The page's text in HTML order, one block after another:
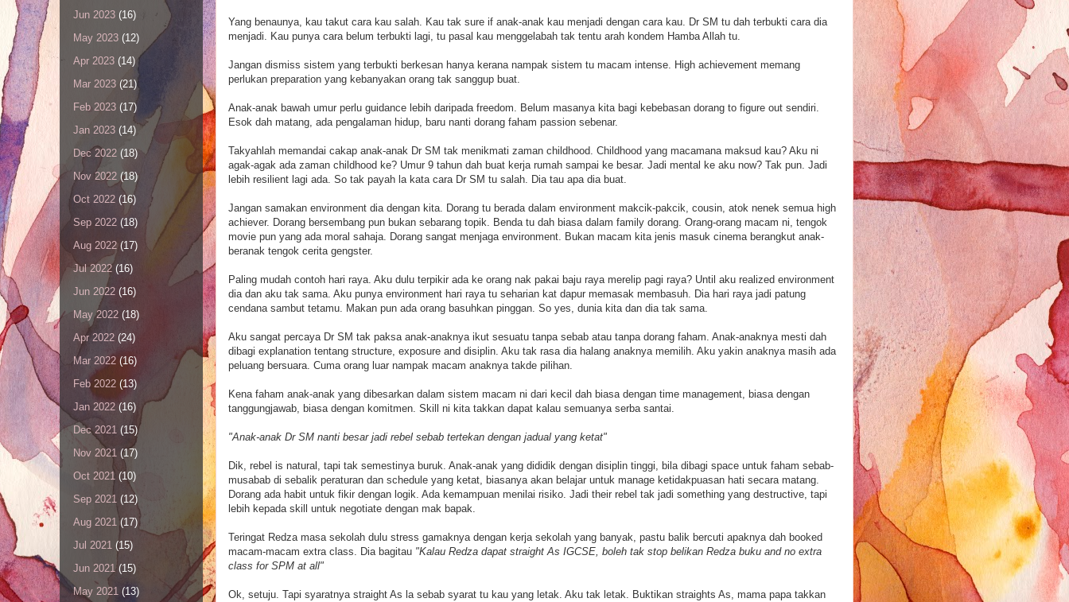
Yang benaunya, kau takut cara kau salah. Kau tak sure if anak-anak kau menjadi dengan cara kau. Dr SM tu dah terbukti cara dia
menjadi. Kau punya cara belum terbukti lagi, tu pasal kau menggelabah tak tentu arah kondem Hamba Allah tu.
Jangan dismiss sistem yang terbukti berkesan hanya kerana nampak sistem tu macam intense. High achievement memang
perlukan preparation yang kebanyakan orang tak sanggup buat.
Anak-anak bawah umur perlu guidance lebih daripada freedom. Belum masanya kita bagi kebebasan dorang to figure out sendiri.
Esok dah matang, ada pengalaman hidup, baru nanti dorang faham passion sebenar.
Takyahlah memandai cakap anak-anak Dr SM tak menikmati zaman childhood. Childhood yang macamana maksud kau? Aku ni
agak-agak ada zaman childhood ke? Umur 9 tahun dah buat kerja rumah sampai ke besar. Jadi mental ke aku now? Tak pun. Jadi
lebih resilient lagi ada. So tak payah la kata cara Dr SM tu salah. Dia tau apa dia buat.
Jangan samakan environment dia dengan kita. Dorang tu berada dalam environment makcik-pakcik, cousin, atok nenek semua high
achiever. Dorang bersembang pun bukan sebarang topik. Benda tu dah biasa dalam family dorang. Orang-orang macam ni, tengok
movie pun yang ada moral sahaja. Dorang sangat menjaga environment. Bukan macam kita jenis masuk cinema berangkut anak-
beranak tengok cerita gengster.
Paling mudah contoh hari raya. Aku dulu terpikir ada ke orang nak pakai baju raya merelip pagi raya? Until aku realized environment
dia dan aku tak sama. Aku punya environment hari raya tu seharian kat dapur memasak membasuh. Dia hari raya jadi patung
cendana sambut tetamu. Makan pun ada orang basuhkan pinggan. So yes, dunia kita dan dia tak sama.
Aku sangat percaya Dr SM tak paksa anak-anaknya ikut sesuatu tanpa sebab atau tanpa dorang faham. Anak-anaknya mesti dah
dibagi explanation tentang structure, exposure and disiplin. Aku tak rasa dia halang anaknya memilih. Aku yakin anaknya masih ada
peluang bersuara. Cuma orang luar nampak macam anaknya takde pilihan.
Kena faham anak-anak yang dibesarkan dalam sistem macam ni dari kecil dah biasa dengan time management, biasa dengan
tanggungjawab, biasa dengan komitmen. Skill ni kita takkan dapat kalau semuanya serba santai.
"Anak-anak Dr SM nanti besar jadi rebel sebab tertekan dengan jadual yang ketat"
Dik, rebel is natural, tapi tak semestinya buruk. Anak-anak yang dididik dengan disiplin tinggi, bila dibagi space untuk faham sebab-
musabab di sebalik peraturan dan schedule yang ketat, biasanya akan belajar untuk manage ketidakpuasan hati secara matang.
Dorang ada habit untuk fikir dengan logik. Ada kemampuan menilai risiko. Jadi their rebel tak jadi something yang destructive, tapi
lebih kepada skill untuk negotiate dengan mak bapak.
Teringat Redza masa sekolah dulu stress gamaknya dengan kerja sekolah yang banyak, pastu balik bercuti apaknya dah booked
macam-macam extra class. Dia bagitau "Kalau Redza dapat straight As IGCSE, boleh tak stop belikan Redza buku and no extra
class for SPM at all"
Ok, setuju. Tapi syaratnya straight As la sebab syarat tu kau yang letak. Aku tak letak. Buktikan straights As, mama papa takkan
Jun 2023 (16)
May 2023 (12)
Apr 2023 (14)
Mar 2023 (21)
Feb 2023 (17)
Jan 2023 (14)
Dec 2022 (18)
Nov 2022 (18)
Oct 2022 (16)
Sep 2022 (18)
Aug 2022 (17)
Jul 2022 (16)
Jun 2022 (16)
May 2022 (18)
Apr 2022 (24)
Mar 2022 (16)
Feb 2022 (13)
Jan 2022 (16)
Dec 2021 (15)
Nov 2021 (17)
Oct 2021 (10)
Sep 2021 (12)
Aug 2021 (17)
Jul 2021 (15)
Jun 2021(15)
May 2021 (13)